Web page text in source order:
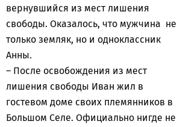
вернувшийся из мест лишения
свободы. Оказалось, что мужчина не
только земляк, но и одноклассник
Анны.
– После освобождения из мест
лишения свободы Иван жил в
гостевом доме своих племянников в
Большом Селе. Официально нигде не